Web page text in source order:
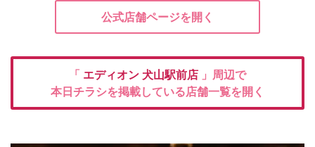
公式店舗ページを開く
「 エディオン 犬山駅前店 」周辺で
本日チラシを掲載している店舗一覧を開く